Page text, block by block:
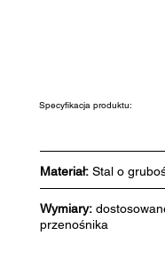
Specyfikacja produktu:
Materiał:Stal o
Wymiary:
przenośnika